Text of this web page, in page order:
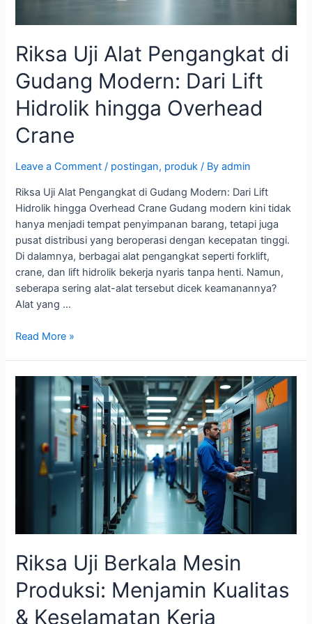
Riksa Uji Alat Pengangkat di
Gudang Modern: Dari Lift
Hidrolik hingga Overhead
Crane​
Leave a Comment / postingan, produk / Byadmin
Riksa Uji Alat Pengangkat di Gudang Modern: Dari Lift
Hidrolik hingga Overhead Crane Gudang modern kini tidak
hanya menjadi tempat penyimpanan barang, tetapi juga
pusat distribusi yang beroperasi dengan kecepatan tinggi.
Di dalamnya, berbagai alat pengangkat seperti forklift,
crane, dan lift hidrolik bekerja nyaris tanpa henti. Namun,
seberapa sering alat-alat tersebut dicek keamanannya?
Alat yang …
Overhead
Crane​
Read More »
Riksa Uji Berkala Mesin
Produksi: Menjamin Kualitas
& Keselamatan Kerja
Riksa
Berkala
Produksi:
Menjamin
Kualitas